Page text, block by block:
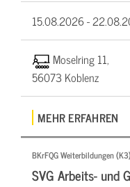
15.08.2026 -
Moselring 11,
56073 Koblenz
MEHR ERFAHREN
BKrFQG Weiterbildungen (K3)
SVG Arbeits- und